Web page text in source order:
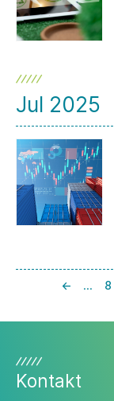
Jul 2025
← … 8
Kontakt